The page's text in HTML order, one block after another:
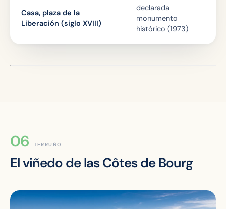
Casa, plaza de la
Liberación (siglo XVIII)
declarada
monumento
histórico (1973)
TERRUÑO
El viñedo de las Côtes de Bourg